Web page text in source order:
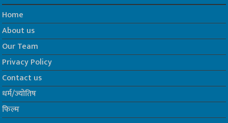
Home
About us
Our Team
Privacy Policy
Contact us
धर्म/ज्योतिष
फिल्म